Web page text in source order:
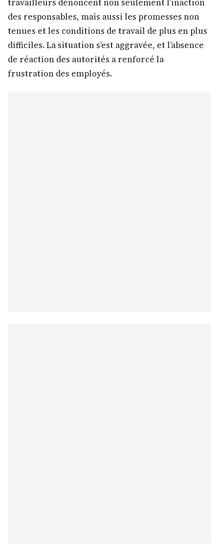
travailleurs dénoncent non seulement l’inaction
des responsables, mais aussi les promesses non
tenues et les conditions de travail de plus en plus
difficiles. La situation s’est aggravée, et l’absence
de réaction des autorités a renforcé la
frustration des employés.